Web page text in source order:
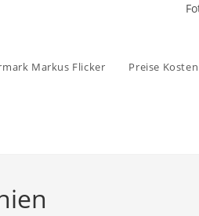
Markus Flicker Preise